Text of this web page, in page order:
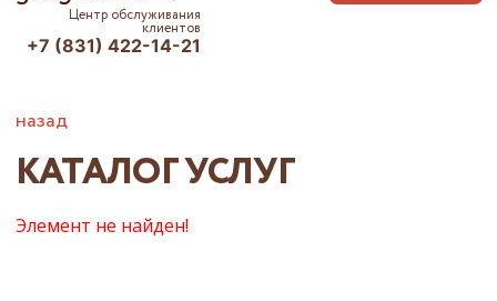
Центр обслуживания
клиентов
+7 (831) 422-14-21
назад
КАТАЛОГ УСЛУГ
Элемент не найден!